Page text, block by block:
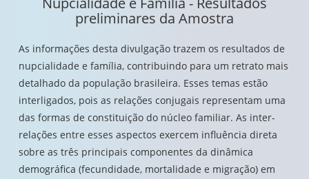
preliminares da Amostra
As informações desta divulgação trazem os resultados de
nupcialidade e família, contribuindo para um retrato mais
detalhado da população brasileira. Esses temas estão
interligados, pois as relações conjugais representam uma
das formas de constituição do núcleo familiar. As inter-
relações entre esses aspectos exercem influência direta
sobre as três principais componentes da dinâmica
demográfica (fecundidade, mortalidade e migração) em